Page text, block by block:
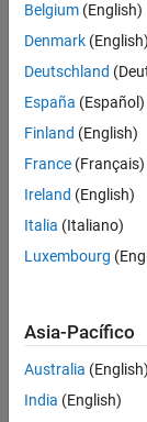
Belgium (English)
Denmark (English)
Deutschland
España (Español)
Finland (English)
France (Français)
Ireland (English)
Italia (Italiano)
Luxembourg
Asia-Pacífico
Australia (English)
India (English)
Centro de
Política de
Información de
© 1994-2026